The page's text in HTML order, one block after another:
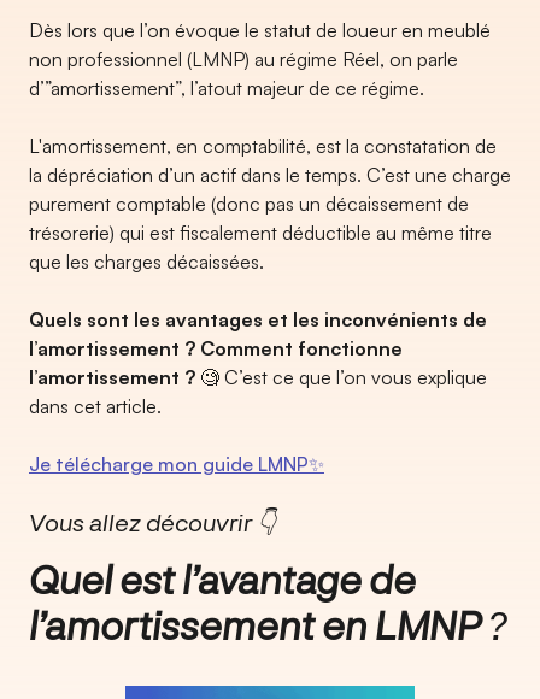
Dès lors que l’on évoque le statut de loueur en meublé
non professionnel (LMNP) au régime Réel, on parle
d’”amortissement”, l’atout majeur de ce régime.
L'amortissement, en comptabilité, est la constatation de
la dépréciation d’un actif dans le temps. C’est une charge
purement comptable (donc pas un décaissement de
trésorerie) qui est fiscalement déductible au même titre
que les charges décaissées.
Quels sont les avantages et les inconvénients de
l’amortissement ? Comment fonctionne
l’amortissement ? 🧐 C’est ce que l’on vous explique
dans cet article.
Je télécharge mon guide LMNP✨
Vous allez découvrir 👇
Quel est l’avantage de
l’amortissement en LMNP?